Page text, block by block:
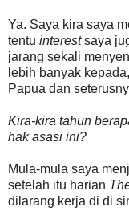
Ya. Saya kira saya
tentu interestsaya
jarang sekali
lebih banyak
Papua dan
Kira-kira tahun
hak asasi ini?
Mula-mula saya
setelah itu harian
dilarang kerja di di